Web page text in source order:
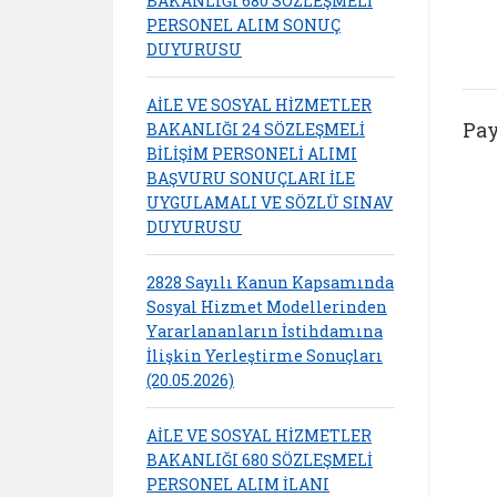
PERSONEL ALIM SONUÇ
DUYURUSU
AİLE VE SOSYAL HİZMETLER
BAKANLIĞI 24 SÖZLEŞMELİ
BİLİŞİM PERSONELİ ALIMI
BAŞVURU SONUÇLARI İLE
UYGULAMALI VE SÖZLÜ SINAV
DUYURUSU
2828 Sayılı Kanun Kapsamında
Sosyal Hizmet Modellerinden
Yararlananların İstihdamına
İlişkin Yerleştirme Sonuçları
(20.05.2026)
AİLE VE SOSYAL HİZMETLER
BAKANLIĞI 680 SÖZLEŞMELİ
PERSONEL ALIM İLANI